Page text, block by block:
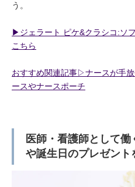
う。
▶︎ジェラート ピケ&クラシコ:ソ
こちら
おすすめ関連記事▷ナースが手
ースやナースポーチ
医師・看護師として働
や誕生日のプレゼント